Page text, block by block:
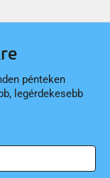
pénteken
legérdekesebb